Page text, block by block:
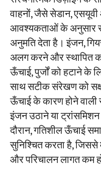
वाहनों, जैसे सेडान, एसयूवी
आवश्यकताओं के अनुसार
अनुमति देता है। इंजन,
अलग करने और स्थापित
ऊँचाई, पुर्जों को हटाने के
साथ सटीक संरेखण को
ऊँचाई के कारण होने
इंजन उठाने या
दौरान, गतिशील ऊँचाई
सुनिश्चित करता है, जिससे
और परिचालन लागत कम